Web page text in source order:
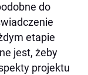
do
etapie
jest, żeby
projektu